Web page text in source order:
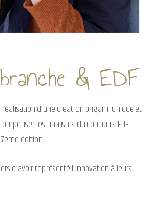
& EDF
réalisation d’une création origami unique et
les finalistes du concours EDF
7ème édition.
d’avoir représenté l’innovation à leurs